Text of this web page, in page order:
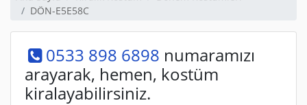
DÖN-E5E58C
0533 898 6898 numaramızı
arayarak, hemen, kostüm
kiralayabilirsiniz.